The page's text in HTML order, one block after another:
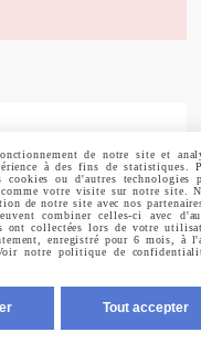
de notre site et
à des fins de statistiques.
ou d'autres technologies
votre visite sur notre site.
de notre site avec nos
combiner celles-ci avec
ont collectées lors de votre
enregistré pour 6 mois, à
notre politique de
Tout accepter